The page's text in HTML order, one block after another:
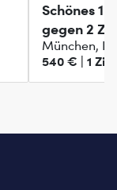
Schönes 1
gegen 2
München,
540 € | 1 Zi. |